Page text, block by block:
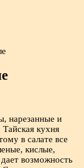
нарезанные и
кухня
в салате все
кислые,
возможность